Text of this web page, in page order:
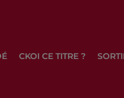
CKOI CE TITRE ?